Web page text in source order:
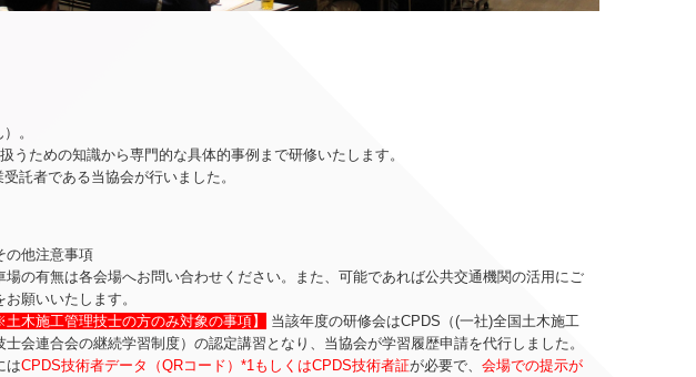
。
ための知識から専門的な具体的事例まで研修いたします。
託者である当協会が行いました。
の他注意事項
場の有無は各会場へお問い合わせください。また、可能であれば公共交通機関の活用にご
お願いいたします。
土木施工管理技士の方のみ対象の事項】
当該年度の研修会はCPDS（(一社)全国土木施工
士会連合会の継続学習制度）の認定講習となり、当協会が学習履歴申請を代行しました。
はCPDS技術者データ（QRコード）*1もしくはCPDS技術者証が必要で、 会場での提示が